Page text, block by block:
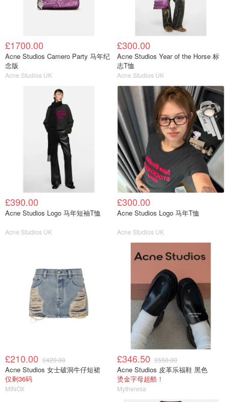
£1700.00
Acne Studios Camero Party 马年纪
念版
Acne Studios UK
£300.00
Acne Studios Year of the Horse 标
志T恤
Acne Studios UK
£390.00
Acne Studios Logo 马年短袖T恤
Acne Studios UK
£300.00
Acne Studios Logo 马年T恤
Acne Studios UK
£210.00 £420.00
Acne Studios 女士破洞牛仔短裙
仅剩36码
MINOX
£346.50 £550.00
Acne Studios 皮革乐福鞋 黑色
烫金字母超酷！
Mytheresa